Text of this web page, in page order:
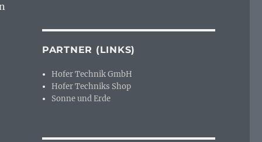
PARTNER (LINKS)
Hofer Technik GmbH
Hofer Techniks Shop
Sonne und Erde